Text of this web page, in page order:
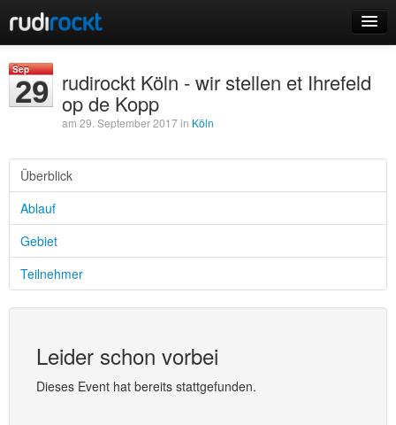
Events
Login
Registrieren
Sep
29 rudirockt Köln - wir stellen et Ihrefeld
op de Kopp
am 29. September 2017 in Köln
Überblick
Ablauf
Gebiet
Teilnehmer
Leider schon vorbei
Dieses Event hat bereits stattgefunden.